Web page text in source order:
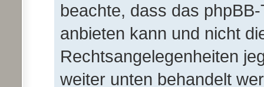
beachte, dass das
anbieten kann und nicht
Rechtsangelegenheiten
weiter unten behandelt